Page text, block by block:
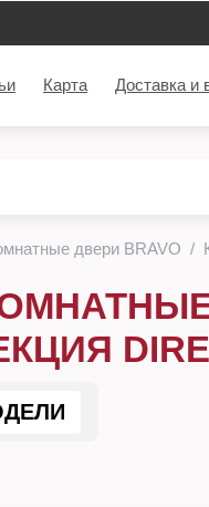
Карта Доставка и
двери BRAVO